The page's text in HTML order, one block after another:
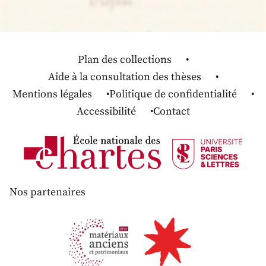
Plan des collections
Aide à la consultation des thèses
Mentions légales
Politique de confidentialité
Accessibilité
Contact
Nos partenaires